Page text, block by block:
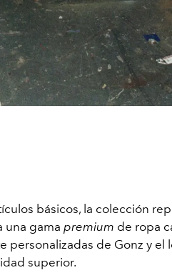
básicos, la colección
una gama premium de ropa
personalizadas de Gonz y el
superior.